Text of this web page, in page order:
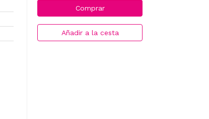
Comprar
Añadir a la cesta